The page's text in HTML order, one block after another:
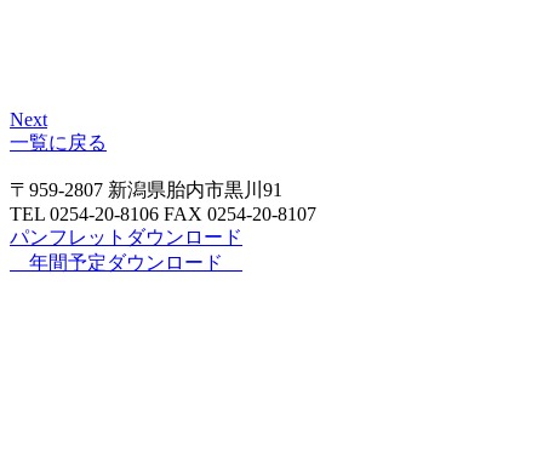
Next
一覧に戻る
〒959-2807 新潟県胎内市黒川91
TEL 0254‐20‐8106 FAX 0254‐20‐8107
パンフレットダウンロード
年間予定ダウンロード